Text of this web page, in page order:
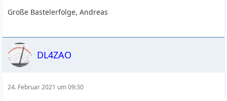
Große Bastelerfolge, Andreas
DL4ZAO
24. Februar 2021 um 09:30